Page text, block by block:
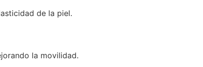
de la piel.
la movilidad.